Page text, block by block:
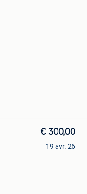
€ 300,00
19 avr. 26